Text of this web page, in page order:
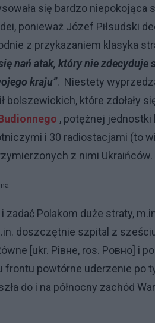
się bardzo niepokojąca
ponieważ Józef Piłsudski
z przykazaniem klasyka
nań atak, który nie zdecyduje
kraju”. Niestety
które zdołały
, potężnej
i 30 radiostacjami (to
z nimi Ukraińców.
Polakom duże straty,
doszczętnie szpital z
[ ukr. Рівне, ros. Ровно ] i
frontu powtórne uderzenie po
do i na północny zachód